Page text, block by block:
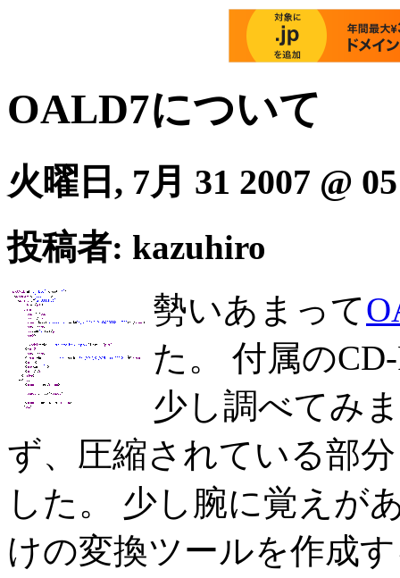
OALD7について
火曜日, 7月 31 2007 @
投稿者: kazuhiro
勢いあまって
た。 付属の
少し調べてみ
ず、圧縮されている部
した。 少し腕に覚えが
けの変換ツールを作成